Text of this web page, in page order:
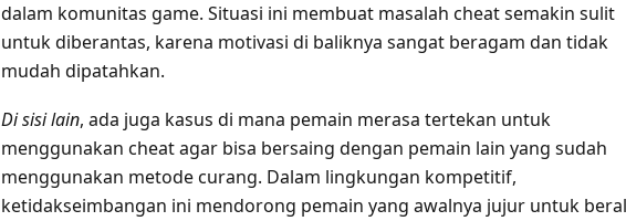
dalam komunitas game. Situasi ini membuat masalah cheat semakin sulit
untuk diberantas, karena motivasi di baliknya sangat beragam dan tidak
mudah dipatahkan.
Di sisi lain, ada juga kasus di mana pemain merasa tertekan untuk
menggunakan cheat agar bisa bersaing dengan pemain lain yang sudah
menggunakan metode curang. Dalam lingkungan kompetitif,
ketidakseimbangan ini mendorong pemain yang awalnya jujur untuk